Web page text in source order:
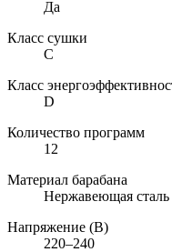
Да
Класс сушки
C
Класс
D
Количество программ
12
Материал барабана
Нержавеющая сталь
Напряжение (В)
220–240